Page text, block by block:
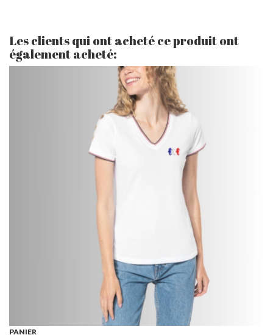
Les clients qui ont acheté ce produit ont
également acheté:
PANIER